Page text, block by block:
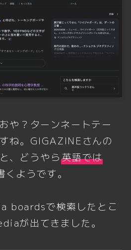
や？ターンネートテー
ね。GIGAZINEさんの
、どうやら 英語では
くようです。
boardsで検索したとこ
が出てきました。